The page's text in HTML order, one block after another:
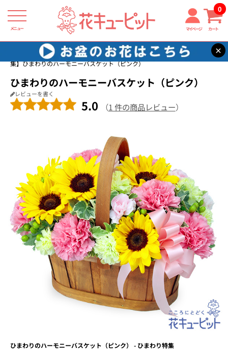
メニュー マイページ カート
0
×
花キューピット ひまわり ギフト・プレゼント特集2026
【ひまわり特
集】ひまわりのハーモニーバスケット（ピンク）
ひまわりのハーモニーバスケット（ピンク）
レビューを書く
5.0 （1 件の商品レビュー）
ひまわりのハーモニーバスケット（ピンク） - ひまわり特集